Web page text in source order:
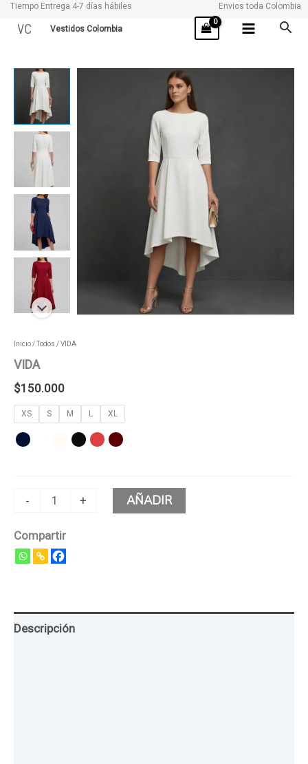
Tiempo Entrega 4-7 días hábiles Envios toda Colombia
VC Vestidos Colombia
Inicio/Todos / VIDA
VIDA
$150.000
XS S M L XL
-
VIDA
cantidad
+ AÑADIR
Compartir
Descripción